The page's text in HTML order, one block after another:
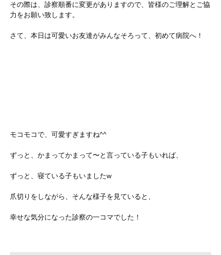
その際は、診察順番に変更がありますので、皆様のご理解とご協
力をお願い致します。
さて、本日は可愛いお友達がみんなそろって、初めて病院へ！
モコモコで、可愛すぎますね^^
ずっと、かまってかまって〜と言っている子もいれば、
ずっと、寝ている子もいましたw
爪切りをしながら、そんな様子を見ていると、
幸せな気分になった診察の一コマでした！